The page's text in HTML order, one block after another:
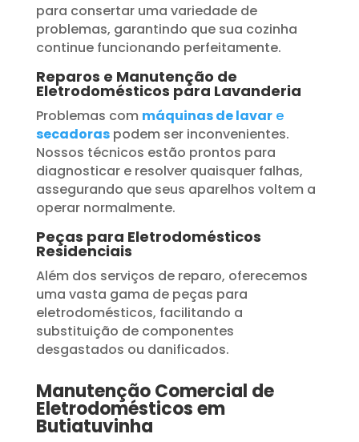
para consertar uma variedade de
problemas, garantindo que sua cozinha
continue funcionando perfeitamente.
Reparos e Manutenção de
Eletrodomésticos para Lavanderia
Problemas com máquinas de lavare
secadoraspodem ser inconvenientes.
Nossos técnicos estão prontos para
diagnosticar e resolver quaisquer falhas,
assegurando que seus aparelhos voltem a
operar normalmente.
Peças para Eletrodomésticos
Residenciais
Além dos serviços de reparo, oferecemos
uma vasta gama de peças para
eletrodomésticos, facilitando a
substituição de componentes
desgastados ou danificados.
Manutenção Comercial de
Eletrodomésticos em
Butiatuvinha